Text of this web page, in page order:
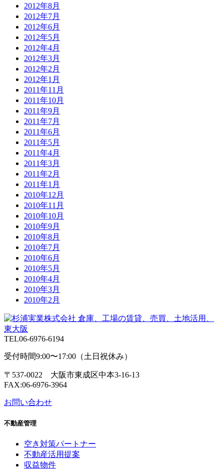
2012年8月
2012年7月
2012年6月
2012年5月
2012年4月
2012年3月
2012年2月
2012年1月
2011年11月
2011年10月
2011年9月
2011年7月
2011年6月
2011年5月
2011年4月
2011年3月
2011年2月
2011年1月
2010年12月
2010年11月
2010年10月
2010年9月
2010年8月
2010年7月
2010年6月
2010年5月
2010年4月
2010年3月
2010年2月
TEL06-6976-6194
受付時間9:00〜17:00（土日祝休み）
〒537-0022 大阪市東成区中本3-16-13
FAX:06-6976-3964
お問い合わせ
不動産管理
空き対策パートナー
不動産活用提案
収益物件